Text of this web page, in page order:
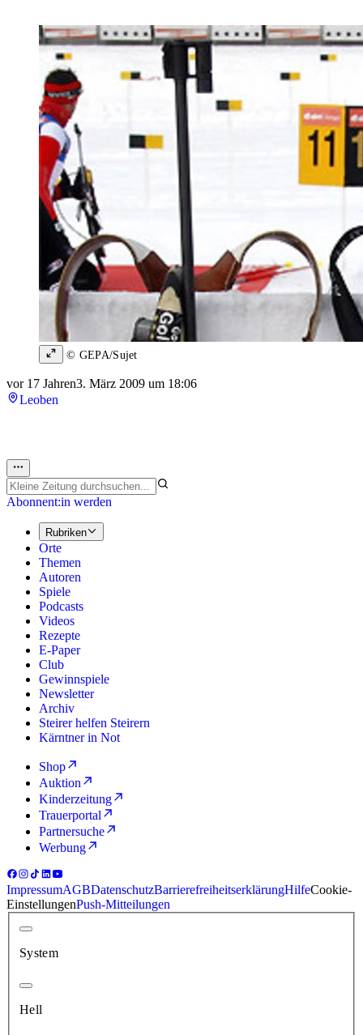
© GEPA/Sujet
vor 17 Jahren3. März 2009 um 18:06
Leoben
Abonnent:in werden
Rubriken
Orte
Themen
Autoren
Spiele
Podcasts
Videos
Rezepte
E-Paper
Club
Gewinnspiele
Newsletter
Archiv
Steirer helfen Steirern
Kärntner in Not
Shop
Auktion
Kinderzeitung
Trauerportal
Partnersuche
Werbung
ImpressumAGBDatenschutzBarrierefreiheitserklärungHilfeCookie-
EinstellungenPush-Mitteilungen
System
Hell